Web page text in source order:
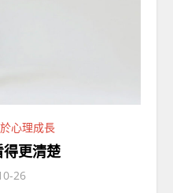
心理成長
更清楚
26